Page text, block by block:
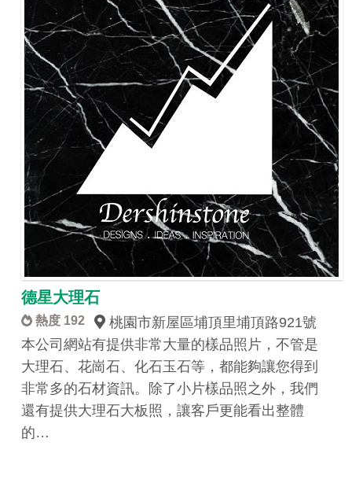
德星大理石
熱度 192
桃園市新屋區埔頂里埔頂路921號
本公司網站有提供非常大量的樣品照片，不管是
大理石、花崗石、化石玉石等，都能夠讓您得到
非常多的石材資訊。除了小片樣品照之外，我們
還有提供大理石大板照，讓客戶更能看出整體
的…